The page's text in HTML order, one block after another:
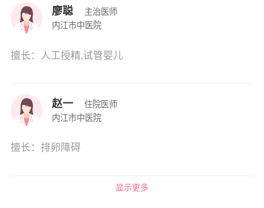
廖聪
主治医师
内江市中医院
擅长：人工授精,试管婴儿
赵一
住院医师
内江市中医院
擅长：排卵障碍
显示更多